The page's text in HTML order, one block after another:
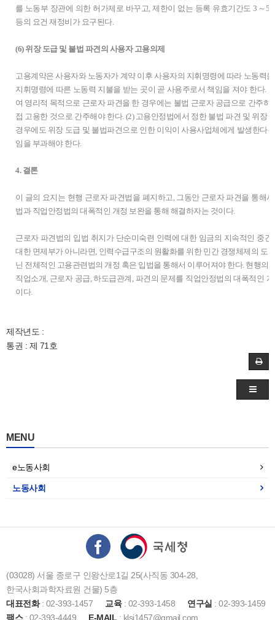
를 노동부 장관에 의한 허가제로 바꾸고, 제한이 없는 등록 유효기간도 3～5
등의 요건 재정비가 요구된다.
(6) 위장 도급 및 불법 파견의 사용자 고용의제
고용계약은 사용자와 노동자가 계약 이후 사용자의 지휘명령에 따라 노동력
지휘명령에 따른 노동력 지불을 받는 곳이 곧 사용주로서 책임을 져야 한다.
여 영리적 목적으로 근로자 파견을 한 경우에는 불법 근로자 공급으로 간주
접 고용한 것으로 간주해야 한다. (2) 고용안정법에서 정한 불법 파견 및 위장
경우에도 위장 도급 및 불법파견으로 인한 이익이 사용사업체에게 발생한다
임을 부과해야 한다.
4. 결론
이 글의 요지는 현행 근로자 파견법을 폐지하고, 그동안 근로자 파견을 통해
법과 직업안정법의 대폭적인 개정 보완을 통해 해결하자는 것이다.
근로자 파견법의 입법 취지가 단순미숙련 인력에 대한 임금의 지속적인 중
대한 면제부가 아니라면, 인력수급구조의 원활화를 위한 민간 경쟁체제의 도
닌 전체적인 고용관련법의 개정 혹은 입법을 통해서 이루어져야 한다. 현행의
직업소개, 근로자 공급, 하도급관계, 파견의 문제를 직업안정법의 대폭적인
이다.
제작년도 :
통권 : 제 71호
MENU
e노동사회
노동사회
(03028) 서울 종로구 인왕산로1길 25(사직동 304-28,
한국사회과학자료원 건물) 5층
대표전화: 02-393-1457 교육: 02-393-1458 연구실 : 02-393-1459
팩스: 02-393-4449 E-MAIL : klsi1457@gmail.com